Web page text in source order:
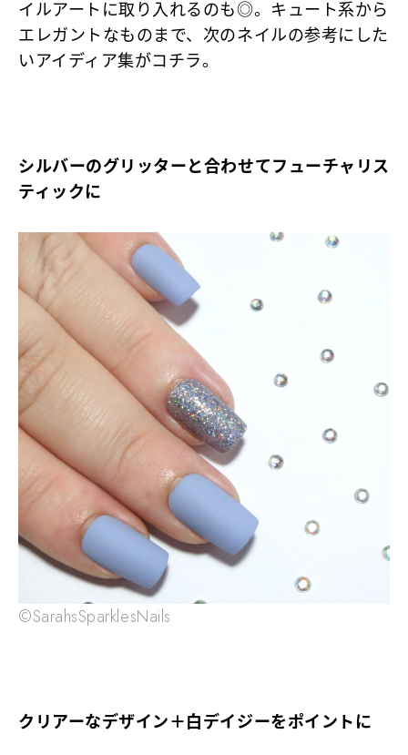
イルアートに取り入れるのも◎。キュート系から
エレガントなものまで、次のネイルの参考にした
いアイディア集がコチラ。
シルバーのグリッターと合わせてフューチャリス
ティックに
©SarahsSparklesNails
クリアーなデザイン＋白デイジーをポイントに